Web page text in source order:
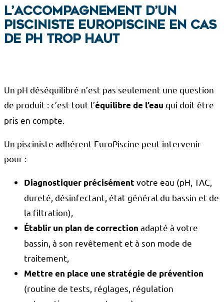
L’accompagnement d’un
pisciniste EuroPiscine en cas
de pH trop haut
Un pH déséquilibré n’est pas seulement une question
de produit : c’est tout l’équilibre de l’eau qui doit être
pris en compte.
Un pisciniste adhérent EuroPiscine peut intervenir
pour :
Diagnostiquer précisément votre eau (pH, TAC,
dureté, désinfectant, état général du bassin et de
la filtration),
Établir un plan de correction adapté à votre
bassin, à son revêtement et à son mode de
traitement,
Mettre en place une stratégie de prévention
(routine de tests, réglages, régulation